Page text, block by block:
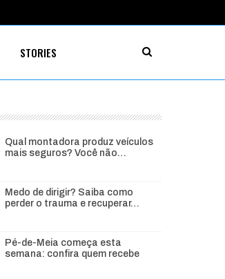
STORIES
Qual montadora produz veículos
mais seguros? Você não…
Medo de dirigir? Saiba como
perder o trauma e recuperar…
Pé-de-Meia começa esta
semana: confira quem recebe